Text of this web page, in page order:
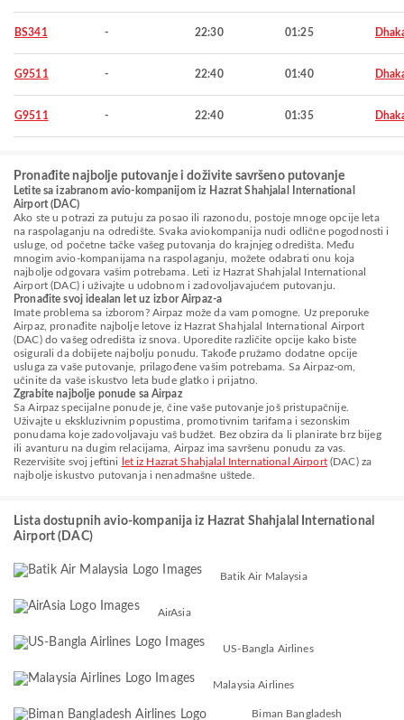
BS341 - 22:30 01:25
G9511 - 22:40 01:40
G9511 - 22:40 01:35
Pronađite najbolje putovanje i doživite savršeno putovanje
Letite sa izabranom avio-kompanijom iz Hazrat Shahjalal International
Airport (DAC)
Ako ste u potrazi za putuju za posao ili razonodu, postoje mnoge opcije leta
na raspolaganju na odredište. Svaka aviokompanija nudi odlične pogodnosti i
usluge, od početne tačke vašeg putovanja do krajnjeg odredišta. Među
mnogim avio-kompanijama na raspolaganju, možete odabrati onu koja
najbolje odgovara vašim potrebama. Leti iz Hazrat Shahjalal International
Airport (DAC) i uživajte u udobnom i zadovoljavajućem putovanju.
Pronađite svoj idealan let uz izbor Airpaz-a
Imate problema sa izborom? Airpaz može da vam pomogne. Uz preporuke
Airpaz, pronađite najbolje letove iz Hazrat Shahjalal International Airport
(DAC) do vašeg odredišta iz snova. Uporedite različite opcije kako biste
osigurali da dobijete najbolju ponudu. Takođe pružamo dodatne opcije
usluga za vaše putovanje, prilagođene vašim potrebama. Sa Airpaz-om,
učinite da vaše iskustvo leta bude glatko i prijatno.
Zgrabite najbolje ponude sa Airpaz
Sa Airpaz specijalne ponude je, čine vaše putovanje još pristupačnije.
Uživajte u ekskluzivnim popustima, promotivnim tarifama i sezonskim
ponudama koje zadovoljavaju vaš budžet. Bez obzira da li planirate brz bijeg
ili avanturu na dugim relacijama, Airpaz ima savršenu ponudu za vas.
Rezervišite svoj jeftini
let iz Hazrat Shahjalal International Airport(DAC) za
najbolje iskustvo putovanja i nenadmašne uštede.
Lista dostupnih avio-kompanija iz Hazrat Shahjalal International
Airport (DAC)
Batik Air Malaysia
AirAsia
US-Bangla Airlines
Malaysia Airlines
Biman Bangladesh